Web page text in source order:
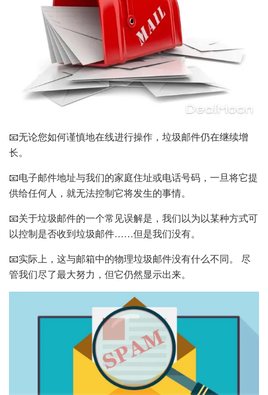
📧无论您如何谨慎地在线进行操作，垃圾邮件仍在继续增
长。
📧电子邮件地址与我们的家庭住址或电话号码，一旦将它提
供给任何人，就无法控制它将发生的事情。
📧关于垃圾邮件的一个常见误解是，我们以为以某种方式可
以控制是否收到垃圾邮件……但是我们没有。
📧实际上，这与邮箱中的物理垃圾邮件没有什么不同。 尽
管我们尽了最大努力，但它仍然显示出来。